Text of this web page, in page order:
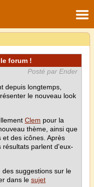
forum !
Posté par Ender
depuis longtemps,
le nouveau look
Clem pour la
thème, ainsi que
des icônes. Après
résultats parlent d'eux-
suggestions sur le
dans le sujet